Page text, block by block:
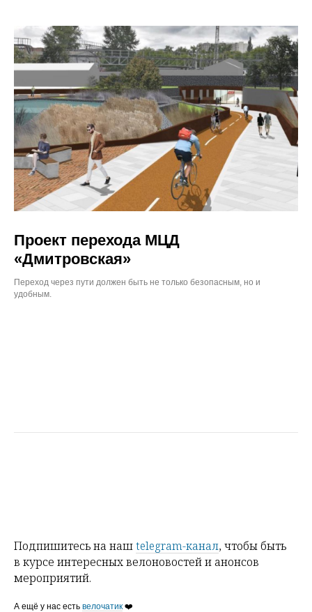
Проект перехода МЦД
«Дмитровская»
Переход через пути должен быть не только безопасным, но и
удобным.
Подпишитесь на нашtelegram-канал, чтобы быть
в курсе интересных велоновостей и анонсов
мероприятий.
А ещё у нас есть велочатик ❤️